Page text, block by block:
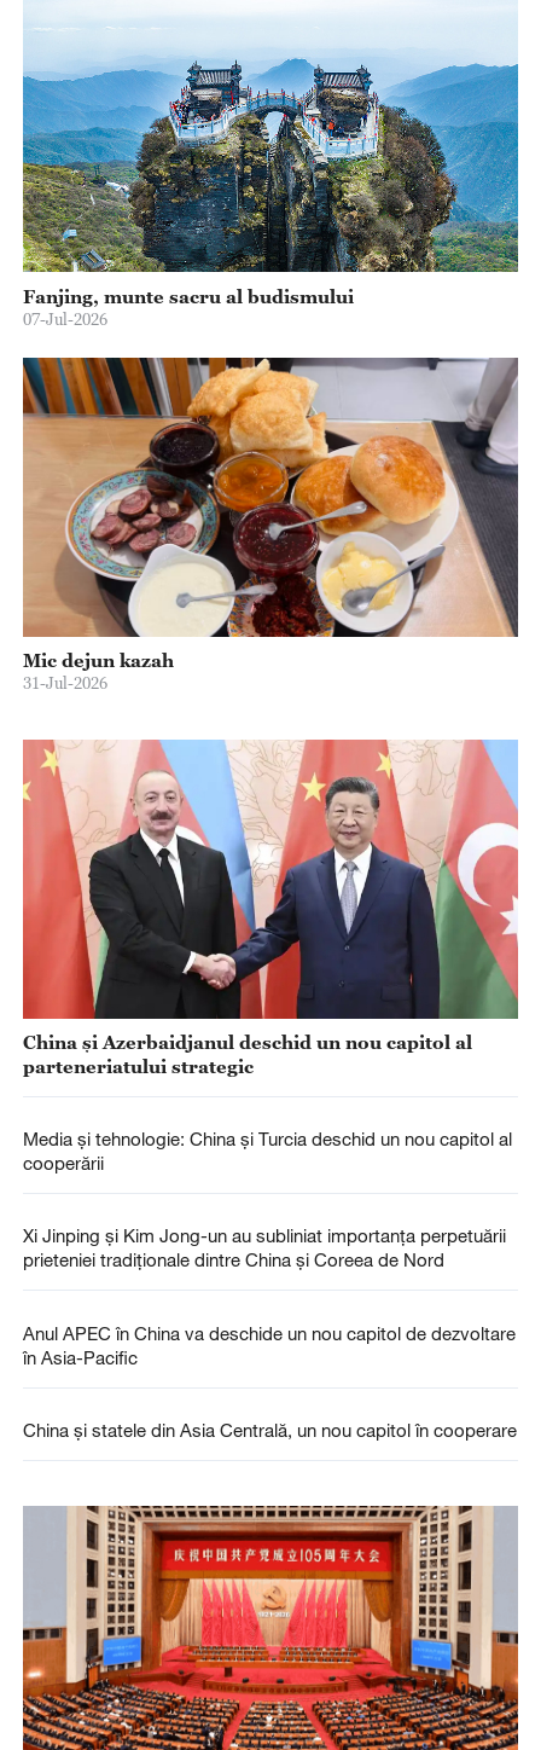
Fanjing, munte sacru al budismului
07-Jul-2026
Mic dejun kazah
31-Jul-2026
China și Azerbaidjanul deschid un nou capitol al
parteneriatului strategic
Media și tehnologie: China și Turcia deschid un nou capitol al
cooperării
Xi Jinping și Kim Jong-un au subliniat importanța perpetuării
prieteniei tradiționale dintre China și Coreea de Nord
Anul APEC în China va deschide un nou capitol de dezvoltare
în Asia-Pacific
China și statele din Asia Centrală, un nou capitol în cooperare